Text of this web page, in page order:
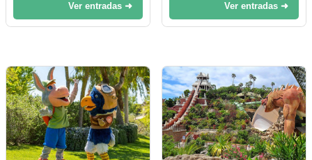
Ver entradas ➜ Ver entradas ➜